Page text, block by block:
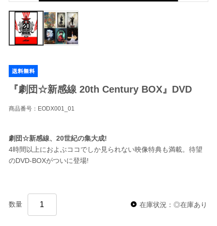
『劇団☆新感線 20th Century BOX』DVD
商品番号：EODX001_01
劇団☆新感線、20世紀の集大成!
4時間以上におよぶココでしか見られない映像特典も満載。待望
のDVD-BOXがついに登場!
数量 在庫状況：◎在庫あり